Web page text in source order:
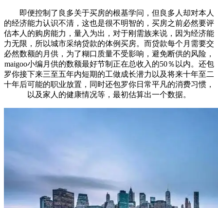
即便控制了良多关于买房的根基学问，但良多人却对本人
的经济能力认识不清，这也是很不明智的，买房之前必然要评
估本人的购房能力，量入为出，对于刚需族来说，因为经济能
力无限，所以城市采纳贷款的体例买房。而贷款每个月需要交
必然数额的月供，为了糊口质量不受影响，避免断供的风险，
maigoo小编月供的数额最好节制正在总收入的50％以内。还包
罗你接下来三至五年内短期的工做成长潜力以及将来十年至二
十年后可能的职业放置，同时还包罗你日常平凡的消费习惯，
以及家人的健康情况等，最初估算出一个数据。